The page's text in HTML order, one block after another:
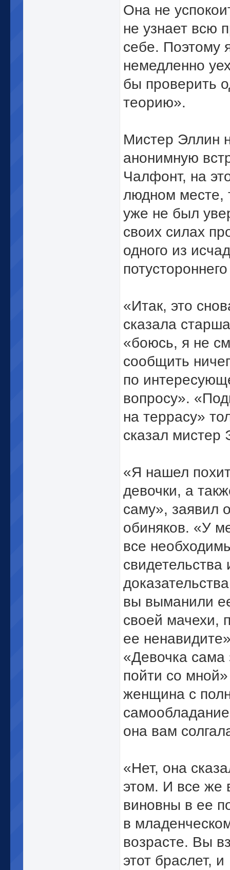
Она не
не узнает всю
себе. Поэтому
немедленно
бы проверить
теорию».
Мистер Эллин
анонимную
Чалфонт, на
людном месте,
уже не был
своих силах
одного из
«Итак, это
сказала
«боюсь, я не
сообщить
по
вопросу».
на террасу»
сказал мистер
«Я нашел
девочки, а
саму», заявил
обиняков. «У
все
свидетельства
вы выманили
своей мачехи,
ее
«Девочка сама
пойти со
женщина с
она вам
«Нет, она
этом. И все же
виновны в ее
в
возрасте. Вы
этот браслет, и